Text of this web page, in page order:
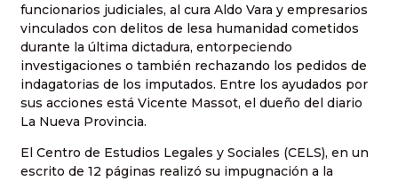
funcionarios judiciales, al cura Aldo Vara y empresarios
vinculados con delitos de lesa humanidad cometidos
durante la última dictadura, entorpeciendo
investigaciones o también rechazando los pedidos de
indagatorias de los imputados. Entre los ayudados por
sus acciones está Vicente Massot, el dueño del diario
La Nueva Provincia.
El Centro de Estudios Legales y Sociales (CELS), en un
escrito de 12 páginas realizó su impugnación a la